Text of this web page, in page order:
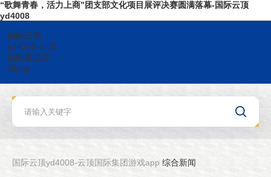
“歌舞青春，活力上商”团支部文化项目展评决赛圆满落幕-国际云顶
yd4008
国际云顶
yd4008-云顶
国际集团游
戏app
国际云顶yd4008-云顶国际集团游戏app 综合新闻